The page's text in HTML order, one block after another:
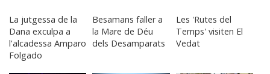
La jutgessa de la
Dana exculpa a
l'alcadessa Amparo
Folgado
Besamans faller a
la Mare de Déu
dels Desamparats
Les 'Rutes del
Temps' visiten El
Vedat